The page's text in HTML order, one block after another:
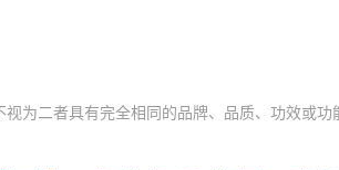
为二者具有完全相同的品牌、品质、功效或功